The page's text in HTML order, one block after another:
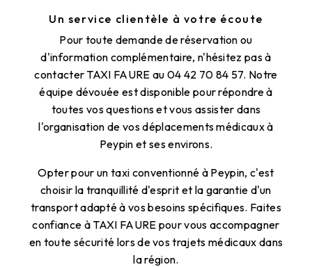
Un service clientèle à votre écoute
Pour toute demande de réservation ou
d'information complémentaire, n'hésitez pas à
contacter TAXI FAURE au 04 42 70 84 57. Notre
équipe dévouée est disponible pour répondre à
toutes vos questions et vous assister dans
l'organisation de vos déplacements médicaux à
Peypin et ses environs.
Opter pour un taxi conventionné à Peypin, c'est
choisir la tranquillité d'esprit et la garantie d'un
transport adapté à vos besoins spécifiques. Faites
confiance à TAXI FAURE pour vous accompagner
en toute sécurité lors de vos trajets médicaux dans
la région.